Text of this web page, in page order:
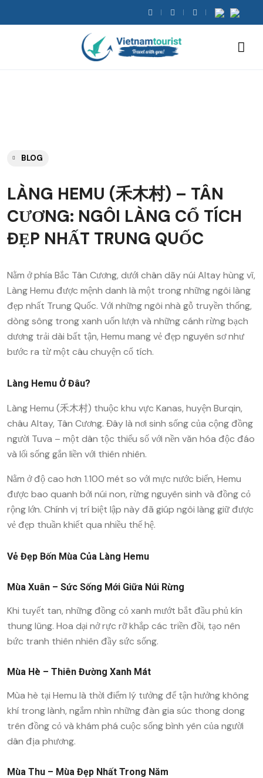
BLOG
LÀNG HEMU (禾木村) – TÂN
CƯƠNG: NGÔI LÀNG CỔ TÍCH
ĐẸP NHẤT TRUNG QUỐC
Nằm ở phía Bắc Tân Cương, dưới chân dãy núi Altay hùng vĩ,
Làng Hemu được mệnh danh là một trong những ngôi làng
đẹp nhất Trung Quốc. Với những ngôi nhà gỗ truyền thống,
dòng sông trong xanh uốn lượn và những cánh rừng bạch
dương trải dài bất tận, Hemu mang vẻ đẹp nguyên sơ như
bước ra từ một câu chuyện cổ tích.
Làng Hemu Ở Đâu?
Làng Hemu (禾木村) thuộc khu vực Kanas, huyện Burqin,
châu Altay, Tân Cương. Đây là nơi sinh sống của cộng đồng
người Tuva – một dân tộc thiểu số với nền văn hóa độc đáo
và lối sống gắn liền với thiên nhiên.
Nằm ở độ cao hơn 1.100 mét so với mực nước biển, Hemu
được bao quanh bởi núi non, rừng nguyên sinh và đồng cỏ
rộng lớn. Chính vị trí biệt lập này đã giúp ngôi làng giữ được
vẻ đẹp thuần khiết qua nhiều thế hệ.
Vẻ Đẹp Bốn Mùa Của Làng Hemu
Mùa Xuân – Sức Sống Mới Giữa Núi Rừng
Khi tuyết tan, những đồng cỏ xanh mướt bắt đầu phủ kín
thung lũng. Hoa dại nở rực rỡ khắp các triền đồi, tạo nên
bức tranh thiên nhiên đầy sức sống.
Mùa Hè – Thiên Đường Xanh Mát
Mùa hè tại Hemu là thời điểm lý tưởng để tận hưởng không
khí trong lành, ngắm nhìn những đàn gia súc thong dong
trên đồng cỏ và khám phá cuộc sống bình yên của người
dân địa phương.
Mùa Thu – Mùa Đẹp Nhất Trong Năm